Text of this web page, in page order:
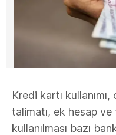
Kredi kartı
talimatı, ek hesap ve
kullanılması bazı